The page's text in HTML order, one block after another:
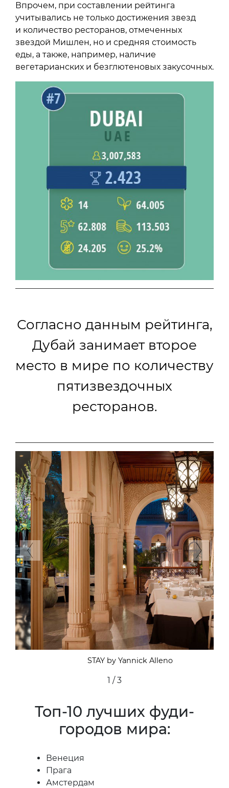
Впрочем, при составлении рейтинга
учитывались не только достижения звезд
и количество ресторанов, отмеченных
звездой Мишлен, но и средняя стоимость
еды, а также, например, наличие
вегетарианских и безглютеновых закусочных.
Согласно данным рейтинга,
Дубай занимает второе
место в мире по количеству
пятизвездочных
ресторанов.
STAY by Yannick Alleno
Previous Next
2 / 3
Топ-10 лучших фуди-
городов мира:
Венеция
Прага
Амстердам